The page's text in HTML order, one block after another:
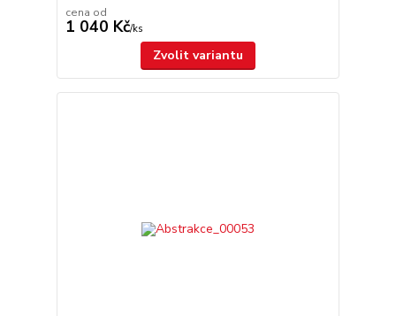
cena od
1 040 Kč/ks
Zvolit variantu